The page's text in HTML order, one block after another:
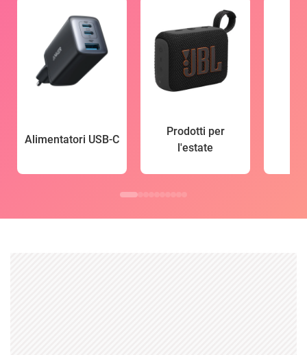
Alimentatori USB-C
Prodotti per
l'estate